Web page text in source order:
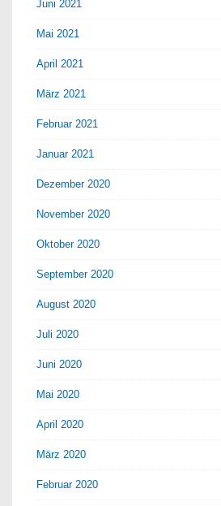
Juni 2021
Mai 2021
April 2021
März 2021
Februar 2021
Januar 2021
Dezember 2020
November 2020
Oktober 2020
September 2020
August 2020
Juli 2020
Juni 2020
Mai 2020
April 2020
März 2020
Februar 2020